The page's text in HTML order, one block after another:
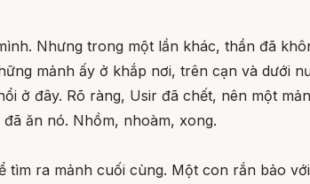
Nhưng trong một lần khác, thần đã
mảnh ấy ở khắp nơi, trên cạn và dưới
ở đây. Rõ ràng, Usir đã chết, nên một
ăn nó. Nhồm, nhoàm, xong.
tìm ra mảnh cuối cùng. Một con rắn bảo